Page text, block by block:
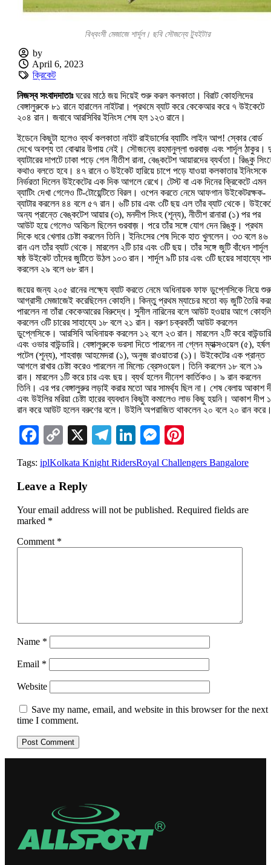
বিধ্বংসী মেজাজে শার্দূল। ছবি সৌজন্যে ট্যুইটার
by
April 6, 2023
ক্রিকেট
নিজস্ব সংবাদদাতাঃঘরের মাঠে জয় দিয়েই শুরু করল কলকাতা। বিরাট কোহলিদের
বেঙ্গালুরুকে ৮১ রানে হারালেন নাইটরা। প্রথমে ব্যাট করে কেকেআর করে ৭ উইকেটে
২০৪ রান। জবাবে আরসিবির ইনিংস শেষ হল ১২৩ রানে।
ইডেনে কিছুটা হলেও ব্যর্থ কলকাতা নাইট রাইডার্সের ব্যাটিং লাইন আপ! স্কোর বোর্ড
দেখে অবশ্য তা বোঝার উপায় নেই। সৌজন্যে রহমানুল্লা গুরবাজ় এবং শার্দূল ঠাকুর।
ব্যাটারের দাপটে ঢাকা পড়ে গেল নীতীশ রানা, বেঙ্কটেশ আয়ারদের ব্যর্থতা। রিঙ্কু
কথাও বলতে হবে। ৪৭ রানে ৩ উইকেট হারিয়ে চাপে পড়ে যাওয়া কলকাতার ইনিংসকে
নির্ভরতা দিলেন উইকেটের এক দিক আগলে রেখে। টেস্ট বা এক দিনের ক্রিকেটে এমন
ব্যাটিং দেখা গেলেও টি-টোয়েন্টিতে বিরল। ওপেন করতে নেমে আফগান উইকেটরক্ষক-
ব্যাটার করলেন ৪৪ বলে ৫৭ রান। ৬টি চার এবং ৩টি ছয় এল তাঁর ব্যাট থেকে।
অন্য প্রান্তে বেঙ্কটেশ আয়ার (৩), মনদীপ সিংহ (শূন্য), নীতীশ রানারা (১) পর পর
আউট হয়ে গেলেও অবিচল ছিলেন গুরবাজ়। পরে তাঁর সঙ্গে যোগ দেন রিঙ্কু। প্রথম
দিকে ধরে খেলার চেষ্টা করলেন তিনি। ইনিংসের শেষ দিকে হাত খুললেন। ৩৩ বলে ৪৬
রান এল তাঁর ব্যাট থেকে। মারলেন ২টি চার এবং ৩টি ছয়। তাঁর সঙ্গে জুটি বাঁধেন
ষষ্ঠ উইকেট তাঁদের জুটিতে উঠল ১০৩ রান। শার্দূল ৯টি চার এবং ৩টি ছয়ের সাহায্যে
করলেন ২৯ বলে ৬৮ রান।
জয়ের জন্য ২০৫ রানের লক্ষ্যে ব্যাট করতে নেমে অধিনায়ক ফাফ ডুপ্লেসিকে নিয়ে
আগ্রাসী মেজাজেই করেছিলেন কোহলি। কিন্তু প্রথম ম্যাচের মতো বড় জুটি তৈরি
পারলেন না তাঁরা কেকেআরের বিরুদ্ধে। সুনীল নারিনের বলে আউট হওয়ার আগে কোহলি
করলেন ৩টি চারের সাহায্যে ১৮ বলে ২১ রান। বরুণ চক্রবর্তী আউট করলেন
ডুপ্লেসিকে। আরসিবি অধিনায়ক করলেন ১২ বলে ২৩ রান। মারলেন ২টি করে বাউন্ডারি
এবং ওভার বাউন্ডারি। বেঙ্গালুরুকে ভরসা দিতে পারলেন না গ্লেন ম্যাক্সওয়েল (৫), হর্ষল
পটেল (শূন্য), শাহবাজ় আহমেদরা (১), অনুজ রাওয়াতরা (১)। উইকেটের এক প্রান্ত
আগলে রাখার চেষ্টা করেও পারলেন না মিলেচ ব্রেসওয়েল। তিনি করলেন ১৮ বলে ১৯
রান। মারলেন ১টি করে চার এবং ছয়। ব্যর্থ হলেন দীনেশ কার্তিকও। ৯ রান করলেন
তিনি। এর পর বেঙ্গালুরুর লড়াই করার মতো আর সামর্থ্য ছিল না। শেষ বেলায় আকাশ
এবং উইলির মরিয়া চেষ্টা হারের ব্যবধান কিছুটা কমালেও লাভ কিছু হয়নি। আকাশ দীপ
রান করে আউট হলেন বরুণের বলে। উইলি অপরাজিত থাকলেন ২০ বলে ২০ রান
Facebook
Copy
Link
X Telegram
LinkedIn
Messenger
Tags: iplKolkata Knight RidersRoyal Challengers Bangalore
Leave a Reply
Your email address will not be published. Required fields are
marked *
Comment *
Name *
Email *
Website
Save my name, email, and website in this browser for the next
time I comment.